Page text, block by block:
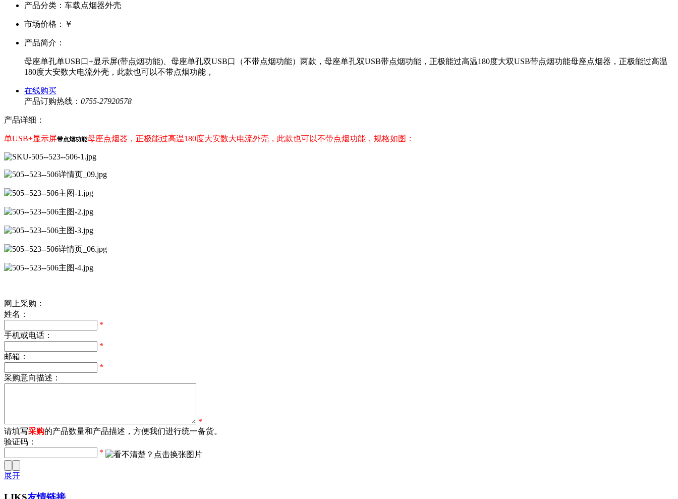
产品分类：车载点烟器外壳
市场价格： ￥
产品简介：
母座单孔单USB口+显示屏(带点烟功能)、母座单孔双USB口（不带点烟功能）两款，母座单孔双USB带点烟功能，正极能过高温180度大双USB带点烟功能母座点烟器，正极能过高温
180度大安数大电流外壳，此款也可以不带点烟功能，
在线购买
产品订购热线： 0755-27920578
产品详细：
单USB+显示屏带点烟功能母座点烟器， 正极能过高温180度大安数大电流外壳，此款也可以不带点烟功能，规格如图：
网上采购：
姓名：
*
手机或电话：
*
邮箱：
*
采购意向描述：
*
请填写采购的产品数量和产品描述，方便我们进行统一备货。
验证码：
*
展开